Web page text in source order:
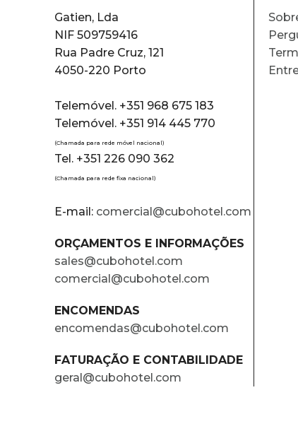
Gatien, Lda
NIF 509759416
Rua Padre Cruz, 121
4050-220 Porto
Telemóvel. +351 968 675 183
Telemóvel. +351 914 445 770
(Chamada para rede móvel nacional)
Tel. +351 226 090 362
(Chamada para rede fixa nacional)
E-mail: comercial@cubohotel.com
ORÇAMENTOS E INFORMAÇÕES
sales@cubohotel.com
comercial@cubohotel.com
ENCOMENDAS
encomendas@cubohotel.com
FATURAÇÃO E CONTABILIDADE
geral@cubohotel.com